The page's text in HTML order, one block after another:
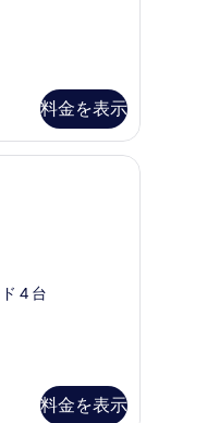
料金を表示
内)、デスク、ノートパソコン用
Grand Villa 4 | ミニバーのアイ
4 台
料金を表示